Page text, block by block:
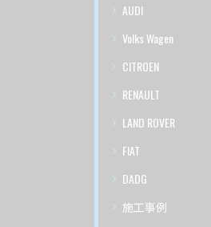
AUDI
Volks Wagen
CITROEN
RENAULT
LAND ROVER
FIAT
DADG
施工事例